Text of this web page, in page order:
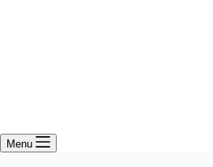
Menu